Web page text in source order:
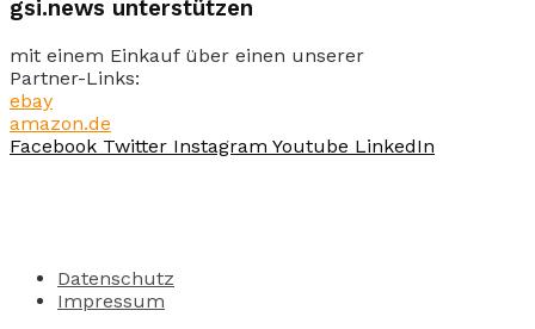
gsi.news unterstützen
mit einem Einkauf über einen unserer
Partner-Links:
ebay
amazon.de
Facebook Twitter Instagram Youtube LinkedIn
Datenschutz
Impressum